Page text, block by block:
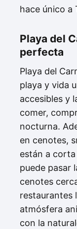
hace único a
Playa del
perfecta
Playa del
playa y vida
accesibles y
comer,
nocturna.
en cenotes,
están a
puede pasar
cenotes
restaurantes
atmósfera
con la